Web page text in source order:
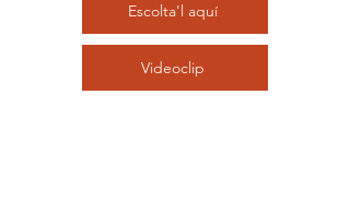
Escolta'l aquí
Videoclip